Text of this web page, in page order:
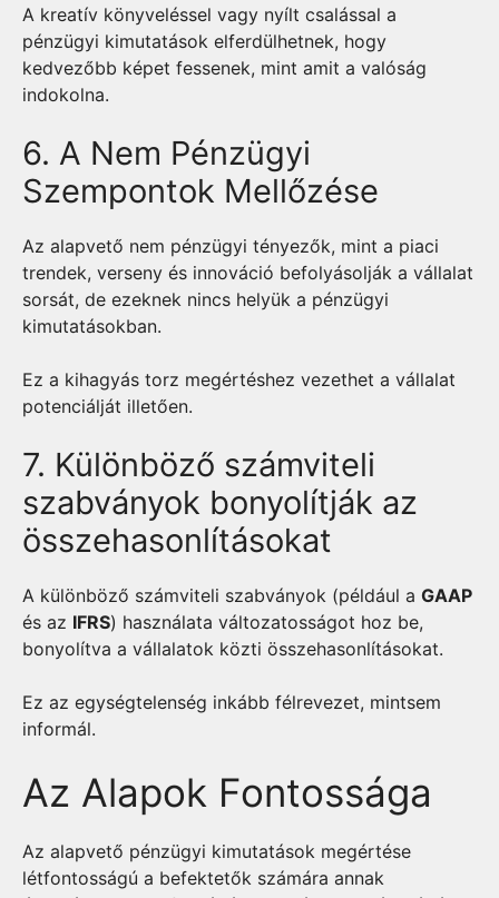
A kreatív könyveléssel vagy nyílt csalással a
pénzügyi kimutatások elferdülhetnek, hogy
kedvezőbb képet fessenek, mint amit a valóság
indokolna.
6. A Nem Pénzügyi
Szempontok Mellőzése
Az alapvető nem pénzügyi tényezők, mint a piaci
trendek, verseny és innováció befolyásolják a vállalat
sorsát, de ezeknek nincs helyük a pénzügyi
kimutatásokban.
Ez a kihagyás torz megértéshez vezethet a vállalat
potenciálját illetően.
7. Különböző számviteli
szabványok bonyolítják az
összehasonlításokat
A különböző számviteli szabványok (például a GAAP
és az IFRS) használata változatosságot hoz be,
bonyolítva a vállalatok közti összehasonlításokat.
Ez az egységtelenség inkább félrevezet, mintsem
informál.
Az Alapok Fontossága
Az alapvető pénzügyi kimutatások megértése
létfontosságú a befektetők számára annak